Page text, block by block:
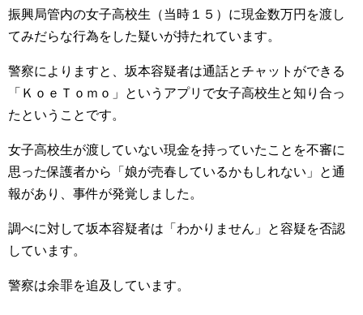
振興局管内の女子高校生（当時１５）に現金数万円を渡し
てみだらな行為をした疑いが持たれています。
警察によりますと、坂本容疑者は通話とチャットができる
「ＫｏｅＴｏｍｏ」というアプリで女子高校生と知り合っ
たということです。
女子高校生が渡していない現金を持っていたことを不審に
思った保護者から「娘が売春しているかもしれない」と通
報があり、事件が発覚しました。
調べに対して坂本容疑者は「わかりません」と容疑を否認
しています。
警察は余罪を追及しています。